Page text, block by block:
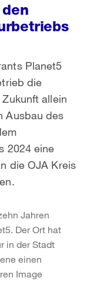
Planet5
die
allein
Ausbau des
2024 eine
die OJA Kreis
Jahren
Der Ort hat
in der Stadt
einen
Image